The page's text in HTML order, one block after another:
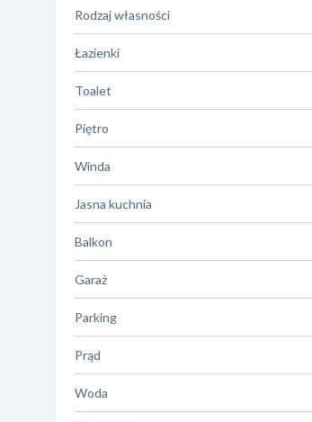
Rodzaj własności
Łazienki
Toalet
Piętro
Winda
Jasna kuchnia
Balkon
Garaż
Parking
Prąd
Woda